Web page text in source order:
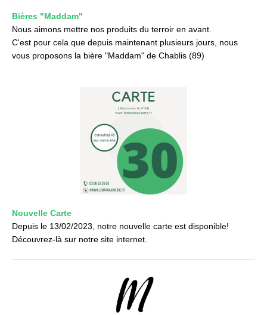
Bières "Maddam"
Nous aimons mettre nos produits du terroir en avant.
C'est pour cela que depuis maintenant plusieurs jours, nous
vous proposons la bière "Maddam" de Chablis (89)
Nouvelle Carte
Depuis le 13/02/2023, notre nouvelle carte est disponible!
Découvrez-là sur notre site internet.